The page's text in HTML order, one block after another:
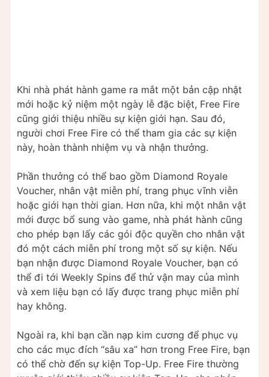
Khi nhà phát hành game ra mắt một bản cập nhật
mới hoặc kỷ niệm một ngày lễ đặc biệt, Free Fire
cũng giới thiệu nhiều sự kiện giới hạn. Sau đó,
người chơi Free Fire có thể tham gia các sự kiện
này, hoàn thành nhiệm vụ và nhận thưởng.
Phần thưởng có thể bao gồm Diamond Royale
Voucher, nhân vật miễn phí, trang phục vĩnh viễn
hoặc giới hạn thời gian. Hơn nữa, khi một nhân vật
mới được bổ sung vào game, nhà phát hành cũng
cho phép bạn lấy các gói độc quyền cho nhân vật
đó một cách miễn phí trong một số sự kiện. Nếu
bạn nhận được Diamond Royale Voucher, bạn có
thể đi tới Weekly Spins để thử vận may của mình
và xem liệu bạn có lấy được trang phục miễn phí
hay không.
Ngoài ra, khi bạn cần nạp kim cương để phục vụ
cho các mục đích “sâu xa” hơn trong Free Fire, bạn
có thể chờ đến sự kiện Top-Up. Free Fire thường